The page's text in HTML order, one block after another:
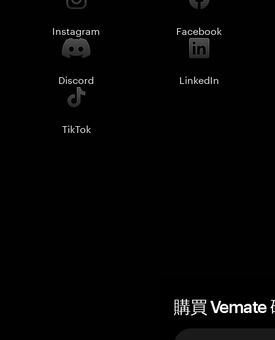
Instagram Facebook
Discord LinkedIn
TikTok
購買 Vemate